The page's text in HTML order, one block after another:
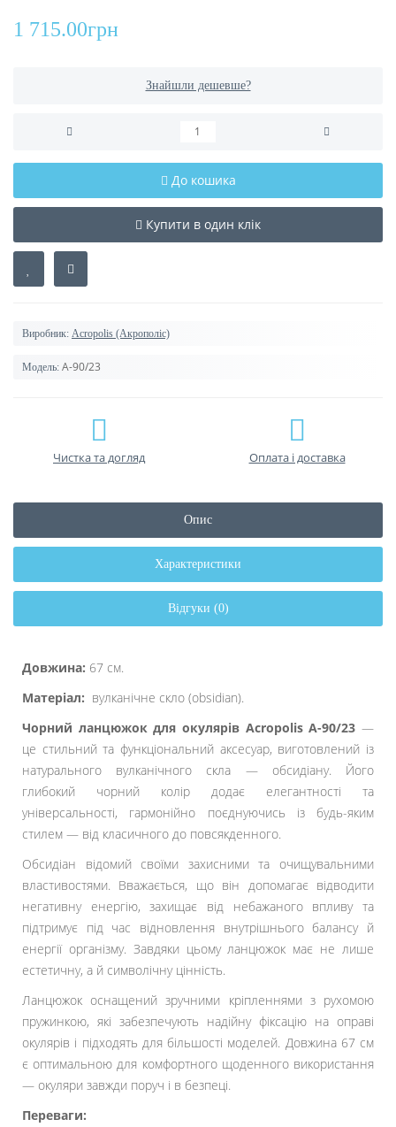
1 715.00грн
Знайшли дешевше?
До кошика
Купити в один клік
Виробник: Acropolis (Акрополіс)
Модель: А-90/23
Чистка та догляд Оплата і доставка
Опис
Характеристики
Відгуки (0)
Довжина: 67 см.
Матеріал: вулканічне скло (obsidian).
Чорний ланцюжок для окулярів Acropolis А-90/23 —
це стильний та функціональний аксесуар, виготовлений із
натурального вулканічного скла — обсидіану. Його
глибокий чорний колір додає елегантності та
універсальності, гармонійно поєднуючись із будь-яким
стилем — від класичного до повсякденного.
Обсидіан відомий своїми захисними та очищувальними
властивостями. Вважається, що він допомагає відводити
негативну енергію, захищає від небажаного впливу та
підтримує під час відновлення внутрішнього балансу й
енергії організму. Завдяки цьому ланцюжок має не лише
естетичну, а й символічну цінність.
Ланцюжок оснащений зручними кріпленнями з рухомою
пружинкою, які забезпечують надійну фіксацію на оправі
окулярів і підходять для більшості моделей. Довжина 67 см
є оптимальною для комфортного щоденного використання
— окуляри завжди поруч і в безпеці.
Переваги: